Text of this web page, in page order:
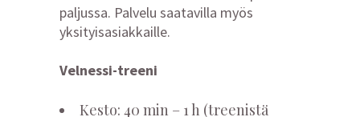
paljussa. Palvelu saatavilla myös
yksityisasiakkaille.
Velnessi-treeni
Kesto: 40 min – 1 h (treenistä